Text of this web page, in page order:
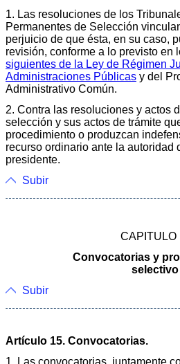
1. Las resoluciones de los
Permanentes de Selección
perjuicio de que ésta, en su caso,
revisión, conforme a lo previsto en
siguientes de la Ley de Régimen
Administraciones Públicas y del
Administrativo Común.
2. Contra las resoluciones y actos
selección y sus actos de trámite
procedimiento o produzcan
recurso ordinario ante la autoridad
presidente.
Subir
CAPITULO
Convocatorias y
selectivo
Subir
Artículo 15. Convocatorias.
1. Las convocatorias, juntamente